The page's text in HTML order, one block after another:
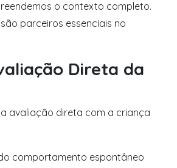
o contexto completo.
parceiros essenciais no
Direta da
avaliação direta com a criança
comportamento espontâneo